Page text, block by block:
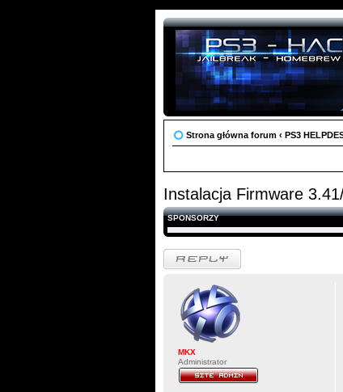
Strona główna forum ‹ PS3
Instalacja Firmware
SPONSORZY
Odpowiedz
MKX
Administrator